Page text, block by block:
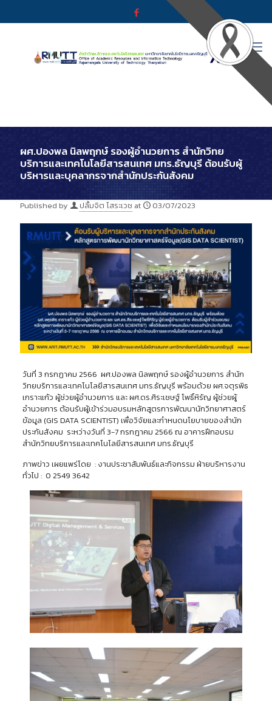
ผศ.ปองพล นิลพฤกษ์ รองผู้อำนวยการ สำนักวิทย
บริการและเทคโนโลยีสารสนเทศ มทร.ธัญบุรี ต้อนรับผู้
บริหารและบุคลากรจากสำนักประกันสังคม
Published by ปลื้มจิต โสระเวช at 03/07/2023
วันที่ 3 กรกฏาคม 2566 ผศ.ปองพล นิลพฤกษ์ รองผู้อำนวยการ สำนัก
วิทยบริการและเทคโนโลยีสารสนเทศ มทร.ธัญบุรี พร้อมด้วย ผศ.จตุรพิธ
เกราะแก้ว ผู้ช่วยผู้อำนวยการ และ ผศ.ดร.ศิระเชษฐ์ โพธิ์หิรัญ ผู้ช่วยผู้
อำนวยการ ต้อนรับผู้เข้าร่วมอบรมหลักสูตรการพัฒนานักวิทยาศาสตร์
ข้อมูล (GIS DATA SCIENTIST) เพื่อวิจัยและกำหนดนโยบายของสำนัก
ประกันสังคม ระหว่างวันที่ 3-7 กรกฎาคม 2566 ณ อาคารฝึกอบรม
สำนักวิทยบริการและเทคโนโลยีสารสนเทศ มทร.ธัญบุรี
ภาพข่าว เผยแพร่โดย : งานประชาสัมพันธ์และกิจกรรม ฝ่ายบริหารงาน
ทั่วไป : 0 2549 3642